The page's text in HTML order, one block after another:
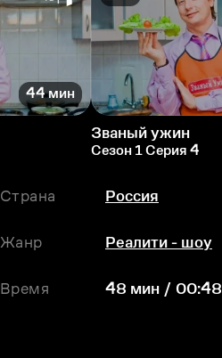
44 мин
Званый ужин
Сезон 1 Серия 4
Страна Россия
Жанр Реалити - шоу
Время 48 мин / 00:48